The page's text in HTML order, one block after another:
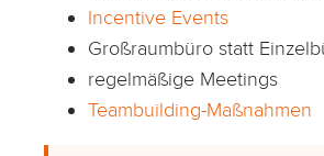
Incentive Events
Großraumbüro statt
regelmäßige Meetings
Teambuilding-Maßnahmen